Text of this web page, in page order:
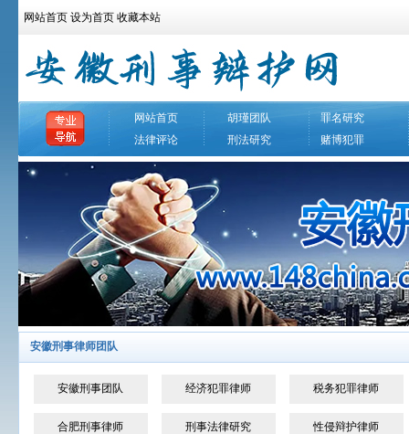
网站首页 设为首页 收藏本站
网站首页 胡瑾团队
罪名研究
法律评论
刑法研究 赌博犯罪
安徽刑事律师团队
安徽刑事团队 经济犯罪律师 税务犯罪律师
合肥刑事律师 刑事法律研究 性侵辩护律师